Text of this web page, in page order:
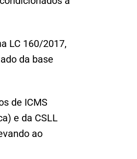
LC 160/2017,
da base
de ICMS
e da CSLL
ao